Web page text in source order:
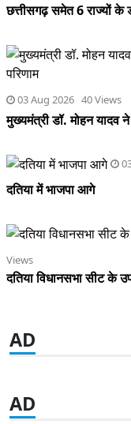
छत्तीसगढ़ समेत 6 राज्यों
03 Aug 2026 40 Views
मुख्यमंत्री डॉ. मोहन यादव ने
दतिया में भाजपा आगे
Views
दतिया विधानसभा सीट के
AD
AD
AD